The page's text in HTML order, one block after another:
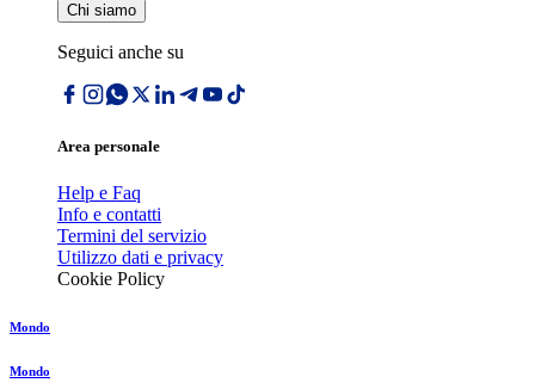
Chi siamo
Seguici anche su
Area personale
Help e Faq
Info e contatti
Termini del servizio
Utilizzo dati e privacy
Cookie Policy
Mondo
Mondo